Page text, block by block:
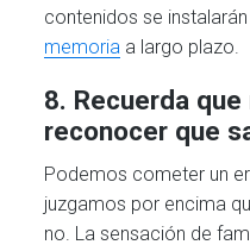
contenidos se
memoria a largo plazo.
8. Recuerda
reconocer que
Podemos cometer un
juzgamos por encima
no. La sensación de